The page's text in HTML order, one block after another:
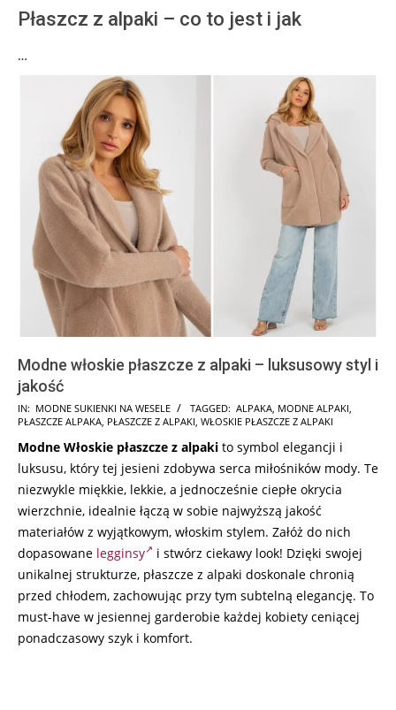
Płaszcz z alpaki – co to jest i jak
…
Modne włoskie płaszcze z alpaki – luksusowy styl i
jakość
2024-
09-
15
IN: MODNE SUKIENKI NA WESELE TAGGED: ALPAKA MODNE ALPAKI
PŁASZCZE ALPAKA PŁASZCZE Z ALPAKI WŁOSKIE PŁASZCZE Z ALPAKI
Modne Włoskie płaszcze z alpaki to symbol elegancji i
luksusu, który tej jesieni zdobywa serca miłośników mody. Te
niezwykle miękkie, lekkie, a jednocześnie ciepłe okrycia
wierzchnie, idealnie łączą w sobie najwyższą jakość
materiałów z wyjątkowym, włoskim stylem. Załóż do nich
dopasowane legginsy
i stwórz ciekawy look! Dzięki swojej
unikalnej strukturze, płaszcze z alpaki doskonale chronią
przed chłodem, zachowując przy tym subtelną elegancję. To
must-have w jesiennej garderobie każdej kobiety ceniącej
ponadczasowy szyk i komfort.